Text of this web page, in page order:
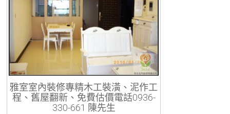
雅室室內裝修專精木工裝潢、泥作工
程、舊屋翻新、免費估價電話0936-
330-661 陳先生